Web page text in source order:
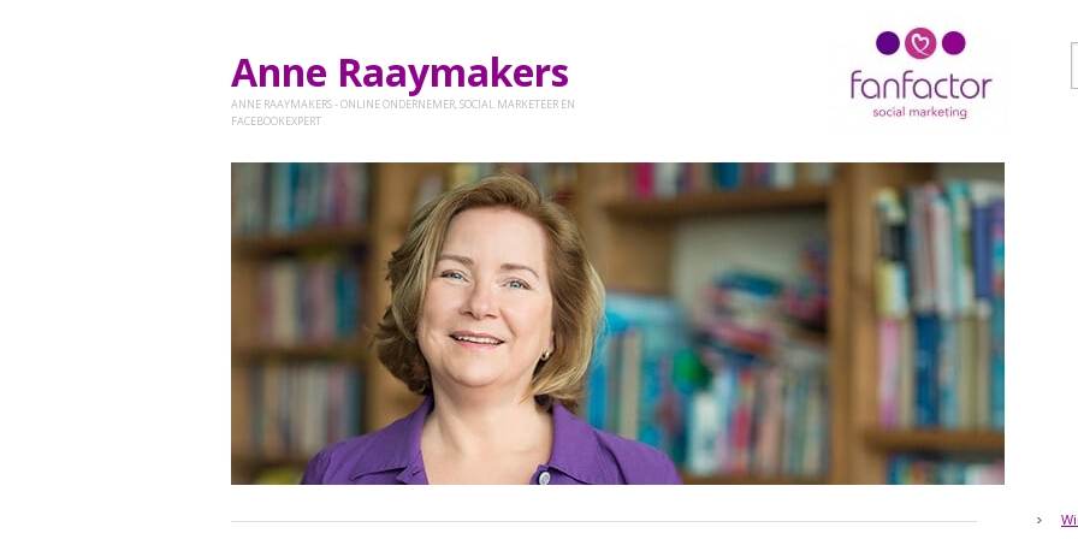
Anne Raaymakers
ANNE RAAYMAKERS - ONLINE ONDERNEMER, SOCIAL MARKETEER EN
FACEBOOKEXPERT